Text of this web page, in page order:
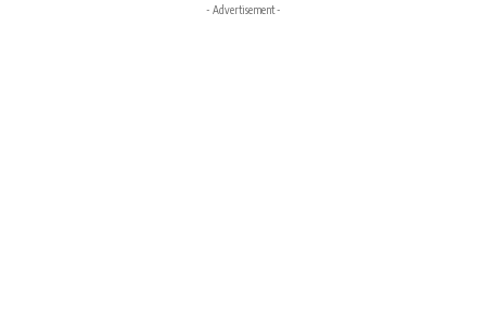
- Advertisement -